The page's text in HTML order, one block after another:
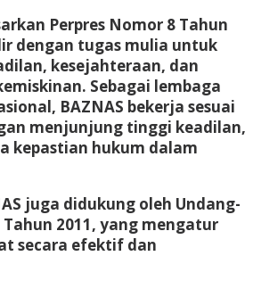
Perpres Nomor 8 Tahun
dengan tugas mulia untuk
kesejahteraan, dan
Sebagai lembaga
BAZNAS bekerja sesuai
menjunjung tinggi keadilan,
kepastian hukum dalam
juga didukung oleh Undang-
2011, yang mengatur
secara efektif dan